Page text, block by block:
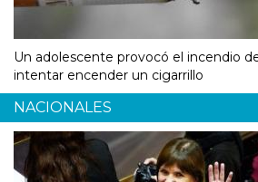
Un adolescente provocó el incendio
intentar encender un cigarrillo
NACIONALES